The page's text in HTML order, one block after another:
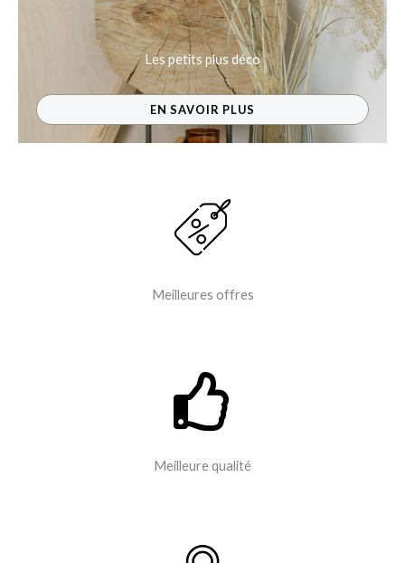
Les petits plus déco
EN SAVOIR PLUS
Meilleures offres
Meilleure qualité